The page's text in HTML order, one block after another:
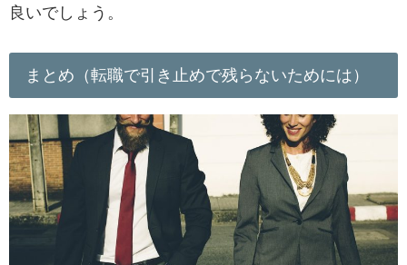
良いでしょう。
まとめ（転職で引き止めで残らないためには）